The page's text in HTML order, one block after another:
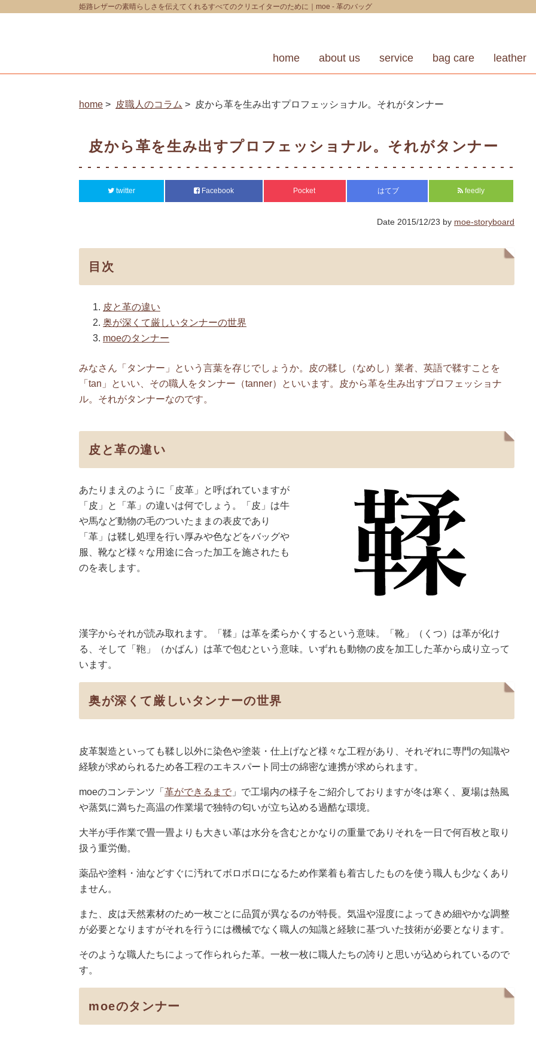
姫路レザーの素晴らしさを伝えてくれるすべてのクリエイターのために｜moe - 革のバッグ
home about us service bag care leather
home 皮職人のコラム 皮から革を生み出すプロフェッショナル。それがタンナー
皮から革を生み出すプロフェッショナル。それがタンナー
twitter Facebook Pocket はてブ feedly
Date 2015/12/23 by moe-storyboard
目次
皮と革の違い
奥が深くて厳しいタンナーの世界
moeのタンナー
みなさん「タンナー」という言葉を存じでしょうか。皮の鞣し（なめし）業者、英語で鞣すことを
「tan」といい、その職人をタンナー（tanner）といいます。皮から革を生み出すプロフェッショナ
ル。それがタンナーなのです。
皮と革の違い
あたりまえのように「皮革」と呼ばれていますが
「皮」と「革」の違いは何でしょう。「皮」は牛
や馬など動物の毛のついたままの表皮であり
「革」は鞣し処理を行い厚みや色などをバッグや
服、靴など様々な用途に合った加工を施されたも
のを表します。
漢字からそれが読み取れます。「鞣」は革を柔らかくするという意味。「靴」（くつ）は革が化け
る、そして「鞄」（かばん）は革で包むという意味。いずれも動物の皮を加工した革から成り立って
います。
奥が深くて厳しいタンナーの世界
皮革製造といっても鞣し以外に染色や塗装・仕上げなど様々な工程があり、それぞれに専門の知識や
経験が求められるため各工程のエキスパート同士の綿密な連携が求められます。
moeのコンテンツ「 革ができるまで 」で工場内の様子をご紹介しておりますが冬は寒く、夏場は熱風
や蒸気に満ちた高温の作業場で独特の匂いが立ち込める過酷な環境。
大半が手作業で畳一畳よりも大きい革は水分を含むとかなりの重量でありそれを一日で何百枚と取り
扱う重労働。
薬品や塗料・油などすぐに汚れてボロボロになるため作業着も着古したものを使う職人も少なくあり
ません。
また、皮は天然素材のため一枚ごとに品質が異なるのが特長。気温や湿度によってきめ細やかな調整
が必要となりますがそれを行うには機械でなく職人の知識と経験に基づいた技術が必要となります。
そのような職人たちによって作られらた革。一枚一枚に職人たちの誇りと思いが込められているので
す。
moeのタンナー